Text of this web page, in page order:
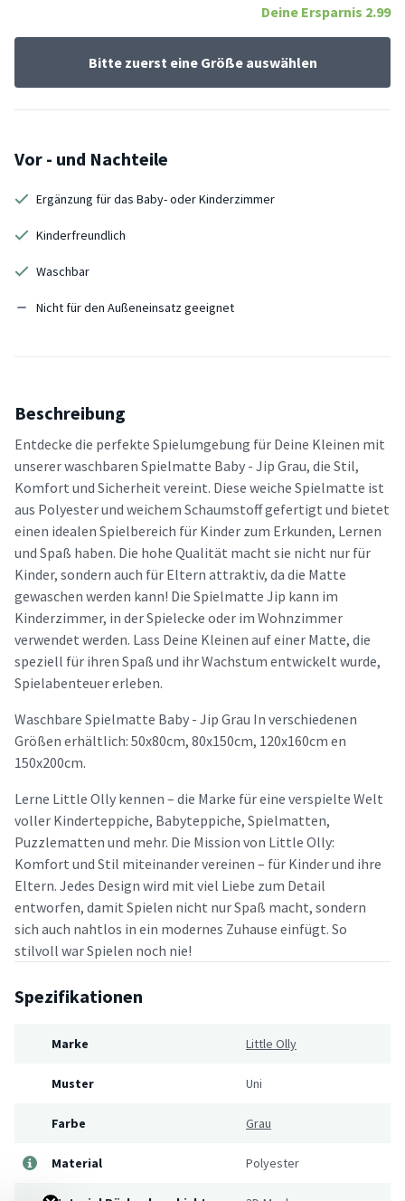
Deine Ersparnis 2.99
Bitte zuerst eine Größe auswählen
Vor - und Nachteile
Ergänzung für das Baby- oder Kinderzimmer
Kinderfreundlich
Waschbar
Nicht für den Außeneinsatz geeignet
Beschreibung
Entdecke die perfekte Spielumgebung für Deine Kleinen mit
unserer waschbaren Spielmatte Baby - Jip Grau, die Stil,
Komfort und Sicherheit vereint. Diese weiche Spielmatte ist
aus Polyester und weichem Schaumstoff gefertigt und bietet
einen idealen Spielbereich für Kinder zum Erkunden, Lernen
und Spaß haben. Die hohe Qualität macht sie nicht nur für
Kinder, sondern auch für Eltern attraktiv, da die Matte
gewaschen werden kann! Die Spielmatte Jip kann im
Kinderzimmer, in der Spielecke oder im Wohnzimmer
verwendet werden. Lass Deine Kleinen auf einer Matte, die
speziell für ihren Spaß und ihr Wachstum entwickelt wurde,
Spielabenteuer erleben.
Waschbare Spielmatte Baby - Jip Grau In verschiedenen
Größen erhältlich: 50x80cm, 80x150cm, 120x160cm en
150x200cm.
Lerne Little Olly kennen – die Marke für eine verspielte Welt
voller Kinderteppiche, Babyteppiche, Spielmatten,
Puzzlematten und mehr. Die Mission von Little Olly:
Komfort und Stil miteinander vereinen – für Kinder und ihre
Eltern. Jedes Design wird mit viel Liebe zum Detail
entworfen, damit Spielen nicht nur Spaß macht, sondern
sich auch nahtlos in ein modernes Zuhause einfügt. So
stilvoll war Spielen noch nie!
Spezifikationen
Marke Little Olly
Muster Uni
Farbe Grau
Material Polyester